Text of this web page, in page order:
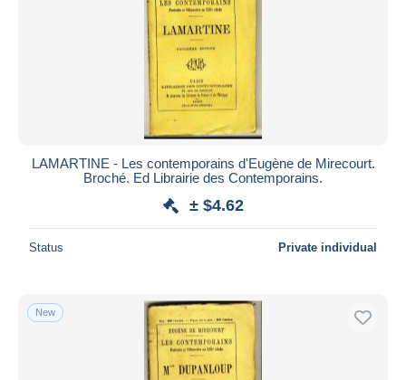
LAMARTINE - Les contemporains d'Eugène de Mirecourt.
Broché. Ed Librairie des Contemporains.
± $4.62
Status Private individual
New